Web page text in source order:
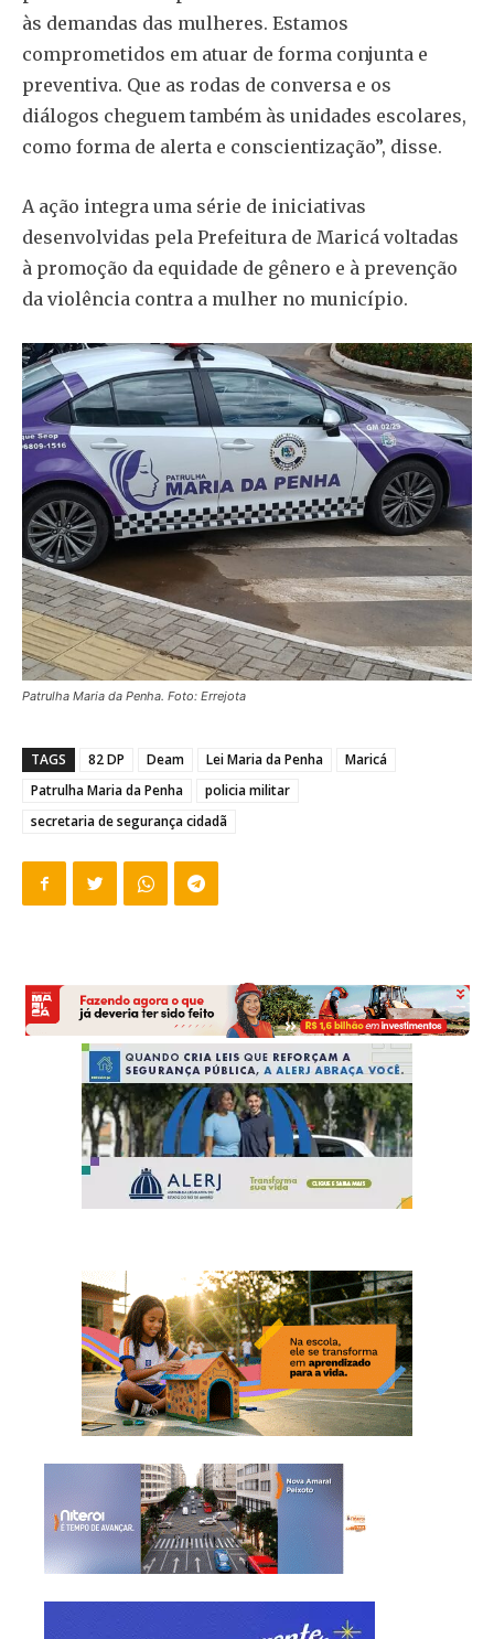
às demandas das mulheres. Estamos
comprometidos em atuar de forma conjunta e
preventiva. Que as rodas de conversa e os
diálogos cheguem também às unidades escolares,
como forma de alerta e conscientização”, disse.
A ação integra uma série de iniciativas
desenvolvidas pela Prefeitura de Maricá voltadas
à promoção da equidade de gênero e à prevenção
da violência contra a mulher no município.
Patrulha Maria da Penha. Foto: Errejota
TAGS 82 DP Deam Lei Maria da Penha
Maricá
Patrulha Maria da Penha
policia militar
secretaria de segurança cidadã